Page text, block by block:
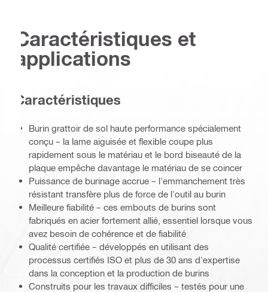
Caractéristiques et
applications
Caractéristiques
Burin grattoir de sol haute performance spécialement
conçu – la lame aiguisée et flexible coupe plus
rapidement sous le matériau et le bord biseauté de la
plaque empêche davantage le matériau de se coincer
Puissance de burinage accrue – l'emmanchement très
résistant transfère plus de force de l'outil au burin
Meilleure fiabilité – ces embouts de burins sont
fabriqués en acier fortement allié, essentiel lorsque vous
avez besoin de cohérence et de fiabilité
Qualité certifiée – développés en utilisant des
processus certifiés ISO et plus de 30 ans d'expertise
dans la conception et la production de burins
Construits pour les travaux difficiles – testés pour une